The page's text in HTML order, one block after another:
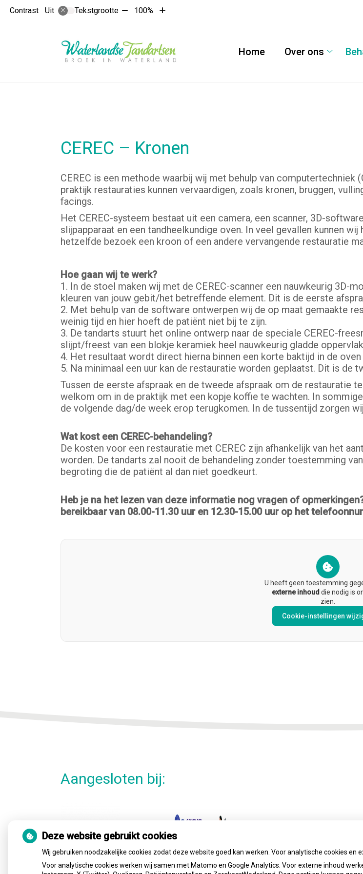
Contrast Uit Tekstgrootte Tekst
10%
100%
Tekst
Home Over ons
CEREC – Kronen
CEREC is een methode waarbij wij met behulp van computertechniek
praktijk restauraties kunnen vervaardigen, zoals kronen, bruggen,
facings.
Het CEREC-systeem bestaat uit een camera, een scanner, 3D-
slijpapparaat en een tandheelkundige oven. In veel gevallen kunnen wij
hetzelfde bezoek een kroon of een andere vervangende restauratie
Hoe gaan wij te werk?
1. In de stoel maken wij met de CEREC-scanner een nauwkeurig 3D-
kleuren van jouw gebit/het betreffende element. Dit is de eerste
2. Met behulp van de software ontwerpen wij de op maat gemaakte
weinig tijd en hier hoeft de patiënt niet bij te zijn.
3. De tandarts stuurt het online ontwerp naar de speciale CEREC-
slijpt/freest van een blokje keramiek heel nauwkeurig gladde
4. Het resultaat wordt direct hierna binnen een korte baktijd in de
5. Na minimaal een uur kan de restauratie worden geplaatst. Dit is de
Tussen de eerste afspraak en de tweede afspraak om de restauratie
welkom om in de praktijk met een kopje koffie te wachten. In
de volgende dag/de week erop terugkomen. In de tussentijd zorgen
Wat kost een CEREC-behandeling?
De kosten voor een restauratie met CEREC zijn afhankelijk van het
worden. De tandarts zal nooit de behandeling zonder toestemming
begroting die de patiënt al dan niet goedkeurt.
Heb je na het lezen van deze informatie nog vragen of
bereikbaar van 08.00-11.30 uur en 12.30-15.00 uur op het
U heeft geen toestemming
externe inhoud die nodig is
zien.
Cookie-instellingen
Aangesloten bij:
Deze website gebruikt cookies
Wij gebruiken noodzakelijke cookies zodat deze website goed kan werken. Voor analytische cookies en
Voor analytische cookies werken wij samen met Matomo en Google Analytics. Voor externe inhoud